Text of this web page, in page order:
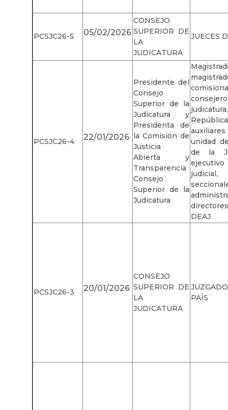
PCSJC26-5 05/02/2026
CONSEJO
SUPERIOR DE
LA
JUDICATURA
JUECES
PCSJC26-4 22/01/2026
Presidente del
Consejo
Superior de la
Judicatura y
Presidenta de
la Comisión de
Justicia
Abierta y
Transparencia
Consejo
Superior de la
Judicatura
unidad
de la
DEAJ
PCSJC26-3 20/01/2026
CONSEJO
SUPERIOR DE
LA
JUDICATURA
PAÍS